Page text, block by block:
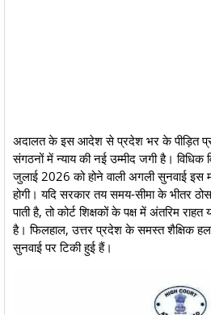
​अदालत के इस आदेश से प्रदेश भर के पीड़ित
संगठनों में न्याय की नई उम्मीद जगी है। विधिक
जुलाई 2026 को होने वाली अगली सुनवाई इस
होगी। यदि सरकार तय समय-सीमा के भीतर
पाती है, तो कोर्ट शिक्षकों के पक्ष में अंतरिम
है। फिलहाल, उत्तर प्रदेश के समस्त शैक्षिक
सुनवाई पर टिकी हुई हैं।